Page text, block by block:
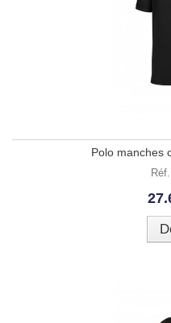
Polo manches